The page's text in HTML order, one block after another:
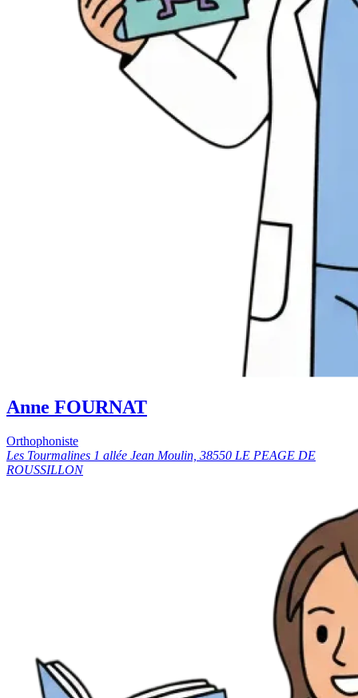
Anne FOURNAT
Orthophoniste
Les Tourmalines 1 allée Jean Moulin, 38550 LE PEAGE DE
ROUSSILLON